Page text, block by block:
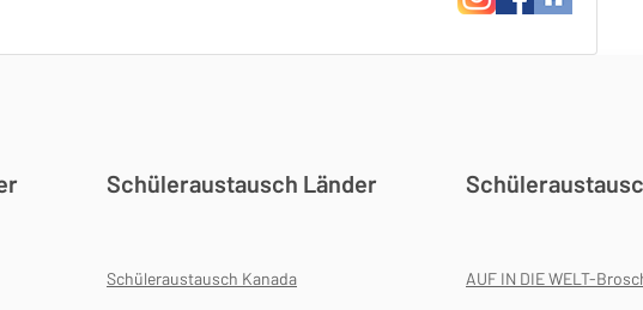
Schüleraustausch Länder
Schüleraustausch Kanada AUF IN DIE WELT-